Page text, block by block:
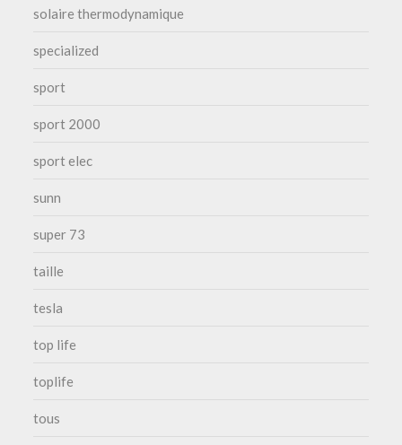
solaire thermodynamique
specialized
sport
sport 2000
sport elec
sunn
super 73
taille
tesla
top life
toplife
tous